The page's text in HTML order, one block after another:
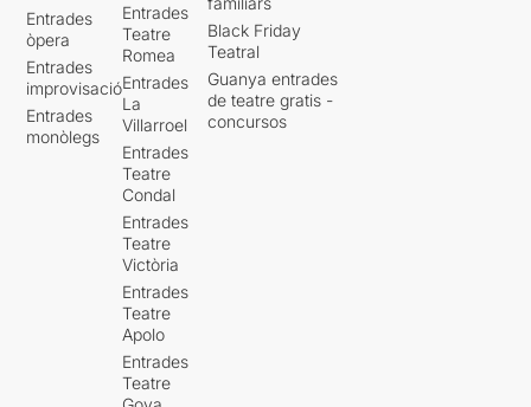
Entrades
òpera
Entrades
improvisació
Entrades
monòlegs
Entrades
Teatre
Romea
Entrades
La
Villarroel
Entrades
Teatre
Condal
Entrades
Teatre
Victòria
Entrades
Teatre
Apolo
Entrades
Teatre
Black Friday
Teatral
Guanya entrades
de teatre gratis -
concursos